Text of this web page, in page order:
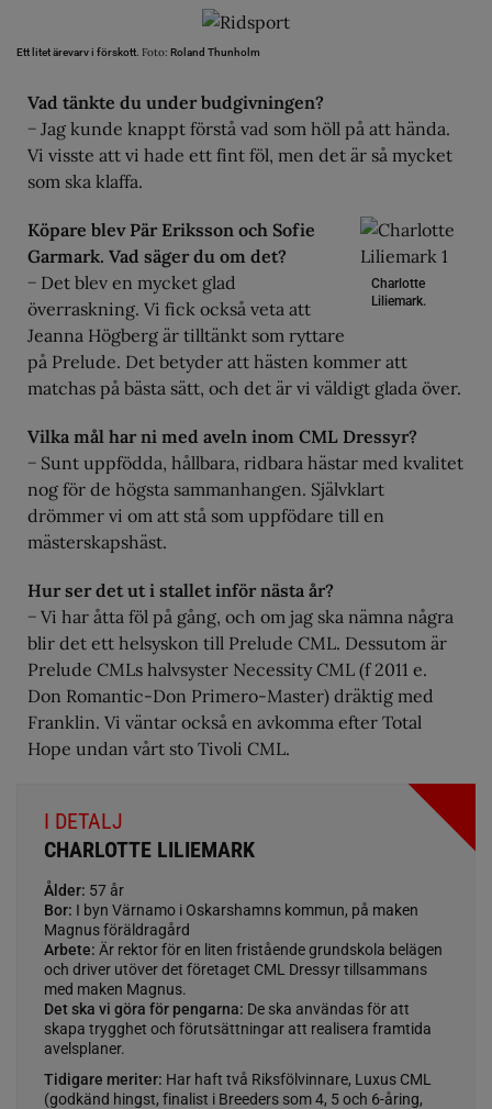
Ett litet ärevarv i förskott. Foto: Roland Thunholm
Vad tänkte du under budgivningen?
− Jag kunde knappt förstå vad som höll på att hända.
Vi visste att vi hade ett fint föl, men det är så mycket
som ska klaffa.
Charlotte
Liliemark.
Köpare blev Pär Eriksson och Sofie
Garmark. Vad säger du om det?
− Det blev en mycket glad
överraskning. Vi fick också veta att
Jeanna Högberg är tilltänkt som ryttare
på Prelude. Det betyder att hästen kommer att
matchas på bästa sätt, och det är vi väldigt glada över.
Vilka mål har ni med aveln inom CML Dressyr?
− Sunt uppfödda, hållbara, ridbara hästar med kvalitet
nog för de högsta sammanhangen. Självklart
drömmer vi om att stå som uppfödare till en
mästerskapshäst.
Hur ser det ut i stallet inför nästa år?
− Vi har åtta föl på gång, och om jag ska nämna några
blir det ett helsyskon till Prelude CML. Dessutom är
Prelude CMLs halvsyster Necessity CML (f 2011 e.
Don Romantic-Don Primero-Master) dräktig med
Franklin. Vi väntar också en avkomma efter Total
Hope undan vårt sto Tivoli CML.
I DETALJ
CHARLOTTE LILIEMARK
Ålder: 57 år
Bor: I byn Värnamo i Oskarshamns kommun, på maken
Magnus föräldragård
Arbete: Är rektor för en liten fristående grundskola belägen
och driver utöver det företaget CML Dressyr tillsammans
med maken Magnus.
Det ska vi göra för pengarna: De ska användas för att
skapa trygghet och förutsättningar att realisera framtida
avelsplaner.
Tidigare meriter: Har haft två Riksfölvinnare, Luxus CML
(godkänd hingst, finalist i Breeders som 4, 5 och 6-åring,